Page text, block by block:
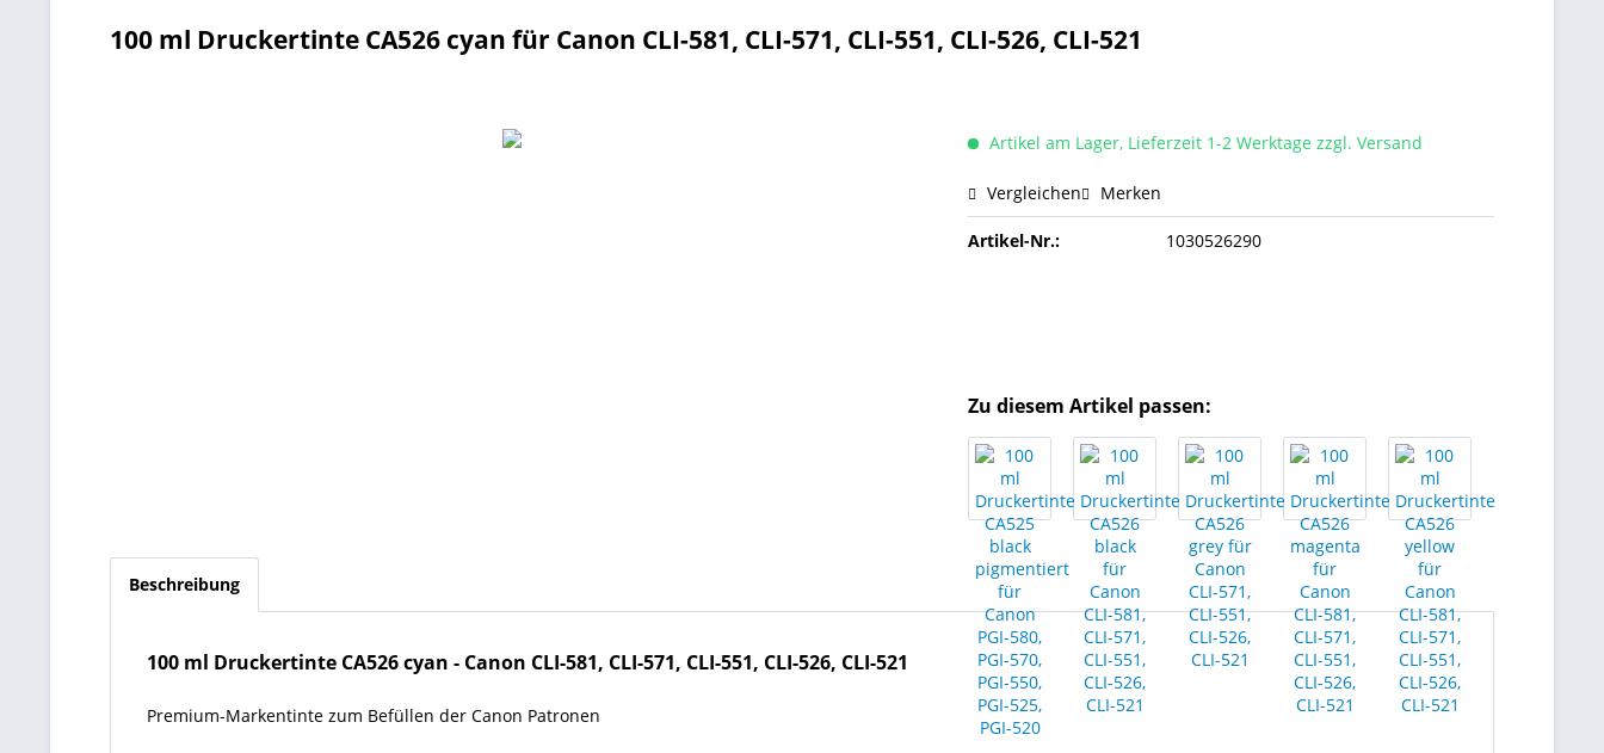
100 ml Druckertinte CA526 cyan für Canon CLI-581, CLI-571, CLI-551, CLI-526, CLI-521
Artikel am Lager, Lieferzeit 1-2 Werktage zzgl. Versand
Vergleichen Merken
Artikel-Nr.: 1030526290
Zu diesem Artikel passen:
Beschreibung
100 ml Druckertinte CA526 cyan - Canon CLI-581, CLI-571, CLI-551, CLI-526, CLI-521
Premium-Markentinte zum Befüllen der Canon Patronen